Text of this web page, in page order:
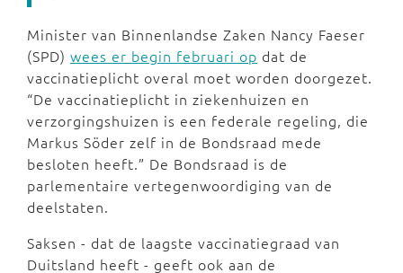
Minister van Binnenlandse Zaken Nancy Faeser
(SPD) wees er begin februari op dat de
vaccinatieplicht overal moet worden doorgezet.
“De vaccinatieplicht in ziekenhuizen en
verzorgingshuizen is een federale regeling, die
Markus Söder zelf in de Bondsraad mede
besloten heeft.” De Bondsraad is de
parlementaire vertegenwoordiging van de
deelstaten.
Saksen - dat de laagste vaccinatiegraad van
Duitsland heeft - geeft ook aan de